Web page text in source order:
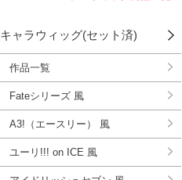
キャラウィッグ(セット済)
作品一覧
Fateシリーズ 風
A3!（エースリー） 風
ユーリ!!! on ICE 風